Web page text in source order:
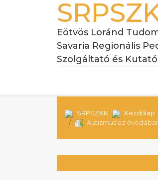
Eötvös Loránd
Savaria Regionális
Szolgáltató és
SRPSZKK Kezdőlap
Autizmus az